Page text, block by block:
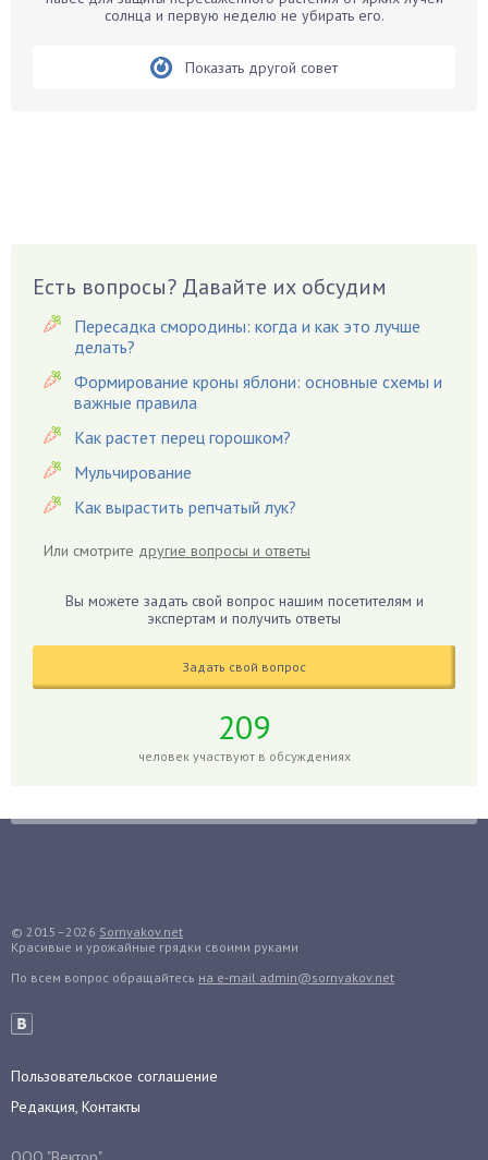
Бегония
Вешенки
Виноград
Вредители
Гардения
Гацания
Гвоздики
Георгины
Гиацинт
Гладиолусы
Гранат
Грядки
Гуава
Декабрист
Дельфиниум
солнца и первую неделю не убирать его.
Показать другой совет
Есть вопросы? Давайте их обсудим
Пересадка смородины: когда и как это лучше
делать?
Формирование кроны яблони: основные схемы и
важные правила
Как растет перец горошком?
Мульчирование
Как вырастить репчатый лук?
Или смотрите другие вопросы и ответы
Вы можете задать свой вопрос нашим посетителям и
экспертам и получить ответы
Задать свой вопрос
209
человек участвуют в обсуждениях
© 2015–2026 Sornyakov.net
Красивые и урожайные грядки своими руками
По всем вопрос обращайтесь на e-mail admin@sornyakov.net
Пользовательское соглашение
Редакция, Контакты